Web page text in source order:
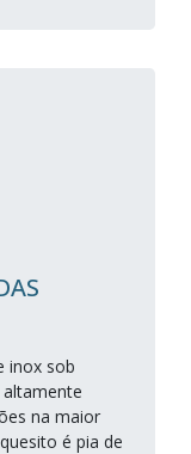
inox sob
na maior
é pia de